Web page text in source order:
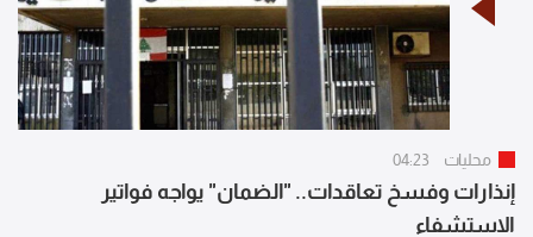
محليات 04:23
إنذارات وفسخ تعاقدات.. "الضمان" يواجه فواتير
الاستشفاء